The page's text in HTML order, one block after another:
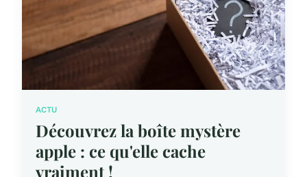
ACTU
Découvrez la boîte mystère
apple : ce qu'elle cache
vraiment !